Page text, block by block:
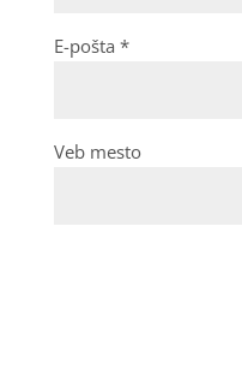
E-pošta *
Veb mesto